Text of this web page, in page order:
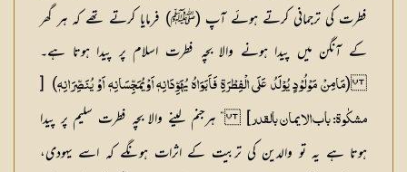
فطرت کی ترجمانی کرتے ہوئے آپ (ﷺ) فرمایا کرتے تھے کہ ہر گھر
کے آنگن میں پیدا ہونے والا بچہ فطرت اسلام پر پیدا ہوتا ہ۔
(مَامِنْ مَوْلُوْدٍ یُوْلَدُ عَلَی الْفِطْرَۃِ فَاَبَوَاہُ یُھَوِّدَانِہٖ اَوْیُمَجِّسَانِہٖ اَوْ یُنَصِّانہ) [
مشکٰوۃ: باب الایمان بالقدر] ” ہرجنم لینے والا بچہ فطرت سلیم پر پیدا
ہوتا ہے یہ تو والدین کی تربیت کے اثرات ہونگے کہ اسے یہودی،